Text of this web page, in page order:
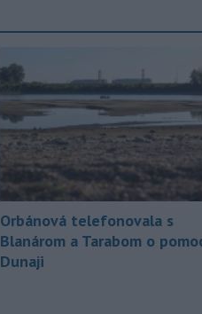
Orbánová telefonovala s
Blanárom a Tarabom o
Dunaji